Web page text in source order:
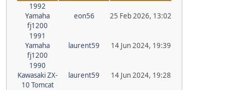
1992
Yamaha
fj1200
eon56 25 Feb 2026, 13:02
1991
Yamaha
fj1200
laurent59 14 Jun 2024, 19:39
1990
Kawasaki ZX-
10 Tomcat
laurent59 14 Jun 2024, 19:28